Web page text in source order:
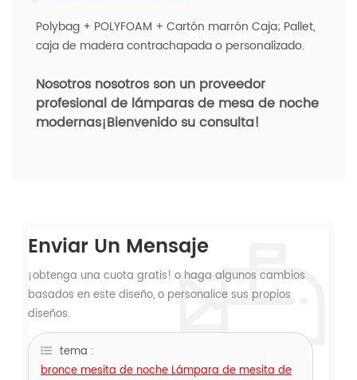
Polybag + POLYFOAM + Cartón marrón Caja; Pallet,
caja de madera contrachapada o personalizado.
Nosotros nosotros son un proveedor
profesional de lámparas de mesa de noche
modernas¡Bienvenido su consulta!
Enviar Un Mensaje
¡obtenga una cuota gratis! o haga algunos cambios
basados ​​en este diseño, o personalice sus propios
diseños.
tema :
bronce mesita de noche Lámpara de mesita de